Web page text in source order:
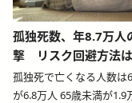
blog-relative-card
孤独死数、年8.7万人
撃 リスク回避方法
孤独死で亡くなる人数は
が6.8万人 65歳未満が1.9